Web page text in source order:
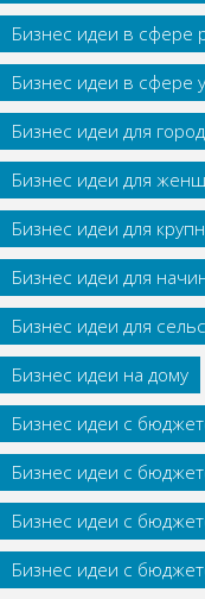
Бизнес идеи в сфере
Бизнес идеи в сфере
Бизнес идеи для
Бизнес идеи для
Бизнес идеи для
Бизнес идеи для
Бизнес идеи для
Бизнес идеи на дому
Бизнес идеи с
Бизнес идеи с
Бизнес идеи с
Бизнес идеи с